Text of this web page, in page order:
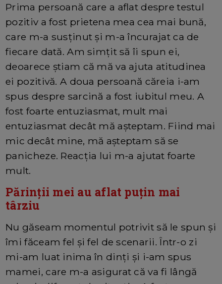
Prima persoană care a aflat despre testul
pozitiv a fost prietena mea cea mai bună,
care m-a susținut și m-a încurajat ca de
fiecare dată. Am simțit să îi spun ei,
deoarece știam că mă va ajuta atitudinea
ei pozitivă. A doua persoană căreia i-am
spus despre sarcină a fost iubitul meu. A
fost foarte entuziasmat, mult mai
entuziasmat decât mă așteptam. Fiind mai
mic decât mine, mă așteptam să se
panicheze. Reacția lui m-a ajutat foarte
mult.
Părinții mei au aflat puțin mai
târziu
Nu găseam momentul potrivit să le spun și
îmi făceam fel și fel de scenarii. Într-o zi
mi-am luat inima în dinți și i-am spus
mamei, care m-a asigurat că va fi lângă